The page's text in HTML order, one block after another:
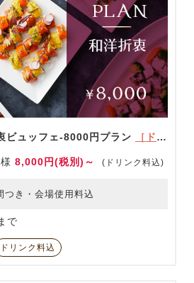
ビュッフェ-8000円プラン ［ドリンク充実！］
8,000円(税別)～ (ドリンク料込)
つき・会場使用料込
で
ドリンク料込